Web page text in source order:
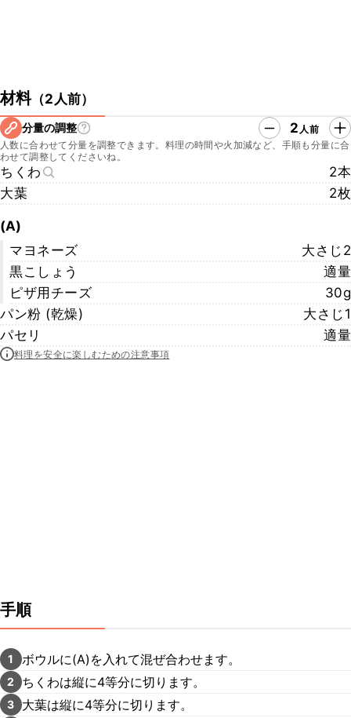
材料（2人前）
分量の調整 2 人前
人数に合わせて分量を調整できます。料理の時間や火加減など、手順も分量に合
わせて調整してくださいね。
ちくわ
2本
大葉
2枚
(A)
マヨネーズ
大さじ2
黒こしょう
適量
ピザ用チーズ
30g
パン粉 (乾燥)
大さじ1
パセリ
適量
料理を安全に楽しむための注意事項
手順
1 ボウルに(A)を入れて混ぜ合わせます。
2 ちくわは縦に4等分に切ります。
3 大葉は縦に4等分に切ります。